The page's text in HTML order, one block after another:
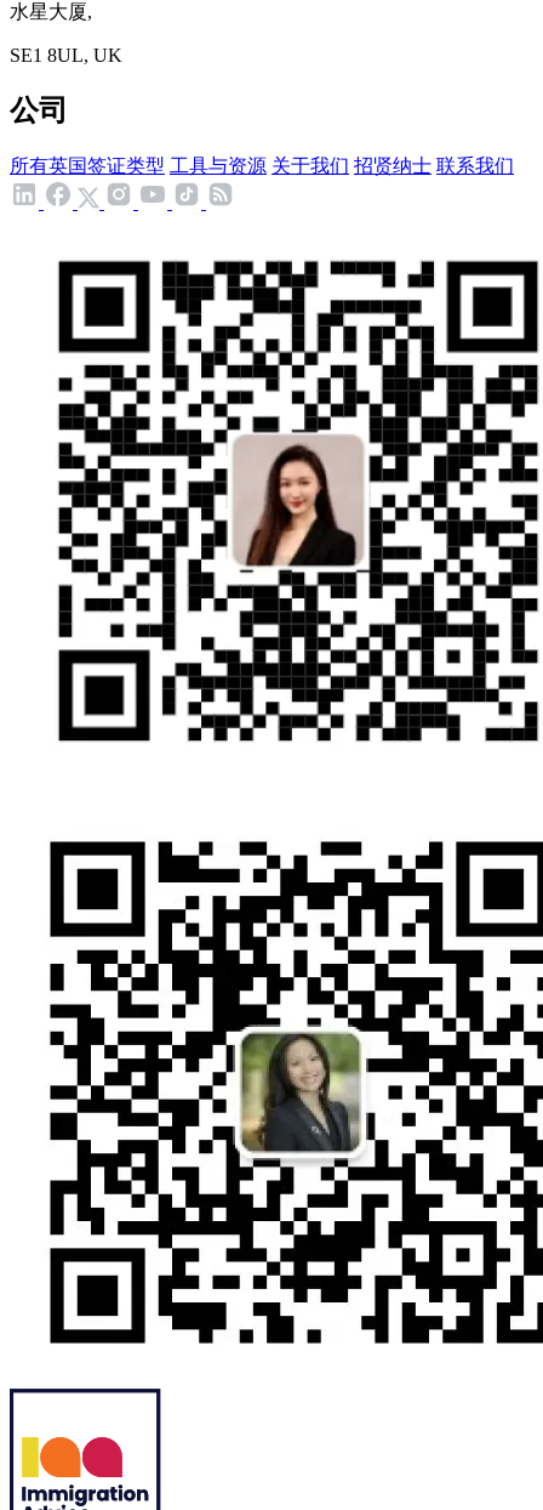
水星大厦,
SE1 8UL, UK
公司
所有英国签证类型 工具与资源 关于我们 招贤纳士 联系我们